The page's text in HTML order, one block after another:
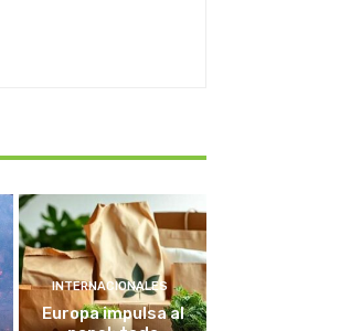
INTERNACIONALES
Europa impulsa al